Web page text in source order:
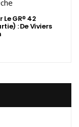
GR® 42
: De Viviers